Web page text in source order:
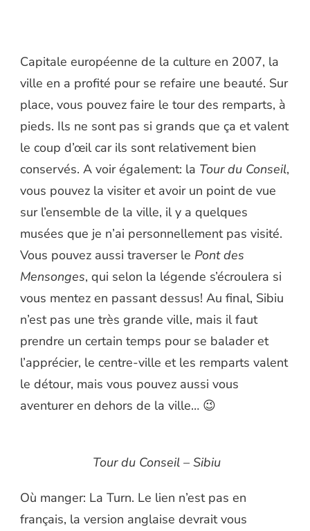
Capitale européenne de la culture en 2007, la
ville en a profité pour se refaire une beauté. Sur
place, vous pouvez faire le tour des remparts, à
pieds. Ils ne sont pas si grands que ça et valent
le coup d’œil car ils sont relativement bien
conservés. A voir également: la Tour du Conseil,
vous pouvez la visiter et avoir un point de vue
sur l’ensemble de la ville, il y a quelques
musées que je n’ai personnellement pas visité.
Vous pouvez aussi traverser le Pont des
Mensonges, qui selon la légende s’écroulera si
vous mentez en passant dessus! Au final, Sibiu
n’est pas une très grande ville, mais il faut
prendre un certain temps pour se balader et
l’apprécier, le centre-ville et les remparts valent
le détour, mais vous pouvez aussi vous
aventurer en dehors de la ville… 😉
Tour du Conseil – Sibiu
Où manger: La Turn. Le lien n’est pas en
français, la version anglaise devrait vous